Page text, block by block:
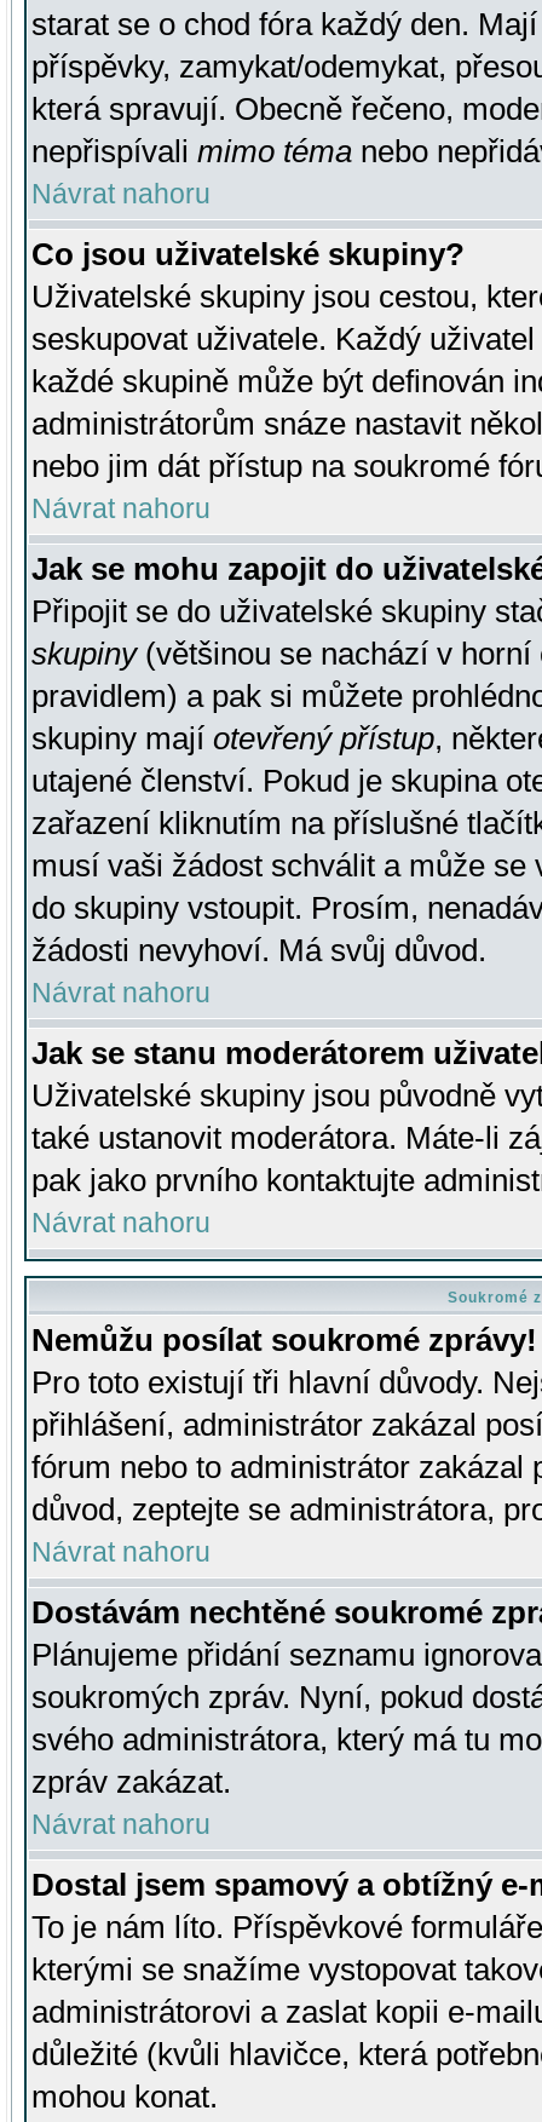
starat se o chod fóra každý den.
příspěvky, zamykat/odemykat,
která spravují. Obecně řečeno,
nepřispívali mimo téma nebo
Návrat nahoru
Co jsou uživatelské skupiny?
Uživatelské skupiny jsou cestou,
seskupovat uživatele. Každý
každé skupině může být definován
administrátorům snáze nastavit
nebo jim dát přístup na soukromé
Návrat nahoru
Jak se mohu zapojit do
Připojit se do uživatelské skupiny
skupiny(většinou se nachází v horní
pravidlem) a pak si můžete
skupiny mají otevřený přístup,
utajené členství. Pokud je skupina
zařazení kliknutím na příslušné
musí vaši žádost schválit a může se
do skupiny vstoupit. Prosím,
žádosti nevyhoví. Má svůj důvod.
Návrat nahoru
Jak se stanu moderátorem
Uživatelské skupiny jsou původně
také ustanovit moderátora. Máte-li
pak jako prvního kontaktujte
Návrat nahoru
Soukromé
Nemůžu posílat soukromé zprávy!
Pro toto existují tři hlavní důvody.
přihlášení, administrátor zakázal
fórum nebo to administrátor zakázal
důvod, zeptejte se administrátora,
Návrat nahoru
Dostávám nechtěné soukromé
Plánujeme přidání seznamu
soukromých zpráv. Nyní, pokud
svého administrátora, který má tu
zpráv zakázat.
Návrat nahoru
Dostal jsem spamový a obtížný
To je nám líto. Příspěvkové
kterými se snažíme vystopovat
administrátorovi a zaslat kopii e-
důležité (kvůli hlavičce, která
mohou konat.